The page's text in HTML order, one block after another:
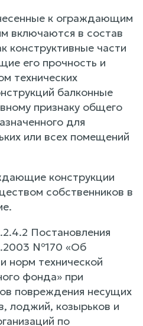
к ограждающим
включаются в состав
конструктивные части
его прочность и
технических
балконные
признаку общего
для
или всех помещений
конструкции
собственников в
Постановления
№170 «Об
норм технической
фонда» при
повреждения несущих
лоджий, козырьков и
по